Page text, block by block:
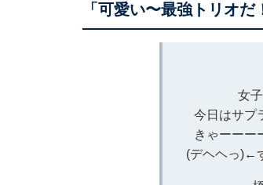
「可愛い〜最強トリオだ
女
今日はサプ
きゃーーー
(デヘヘっ)←